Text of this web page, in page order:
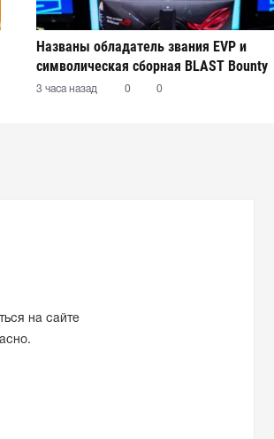
Названы обладатель звания EVP и
символическая сборная BLAST Bounty
2026 Season 2
3 часа назад 0 0
на сайте